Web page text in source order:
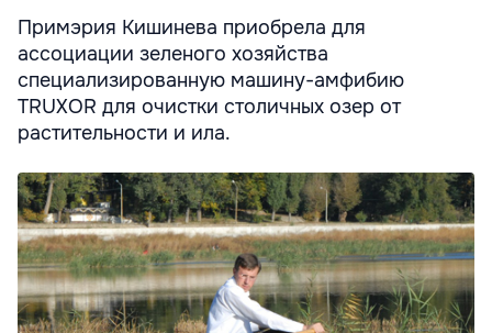
Примэрия Кишинева приобрела для
ассоциации зеленого хозяйства
специализированную машину-амфибию
TRUXOR для очистки столичных озер от
растительности и ила.